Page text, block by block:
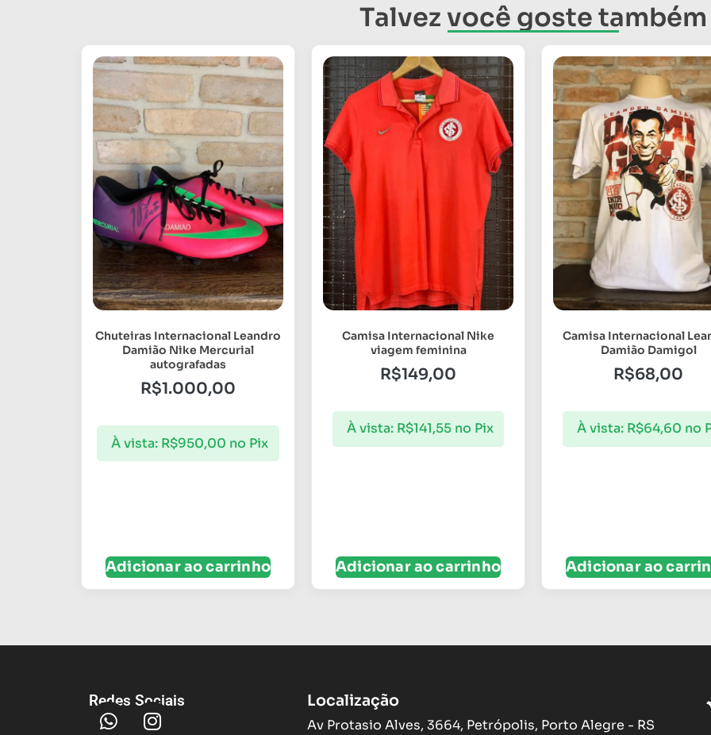
Talvez você goste também
Chuteiras Internacional Leandro
Damião Nike Mercurial
autografadas
R$1.000,00
À vista: R$950,00 no Pix
Adicionar ao carrinho
Camisa Internacional Nike
viagem feminina
R$149,00
À vista: R$141,55 no Pix
Adicionar ao carrinho
Camisa Internacional
Damião Damigol
R$68,00
À vista: R$64,60 no
Adicionar ao
Redes Sociais Localização
Av Protasio Alves, 3664, Petrópolis, Porto Alegre - RS